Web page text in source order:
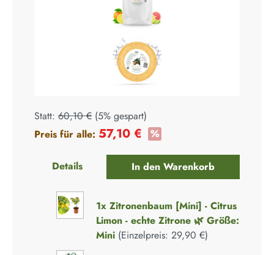
Statt: 60,10 € (5% gespart)
Preis für alle: 57,10 € %
Details In den Warenkorb
1x Zitronenbaum [Mini] - Citrus
Limon - echte Zitrone 🌿 Größe:
Mini (Einzelpreis: 29,90 €)